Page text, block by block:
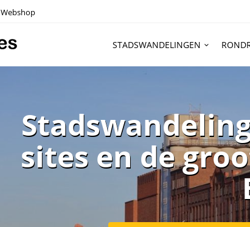
Webshop
STADSWANDELINGEN
sites en de